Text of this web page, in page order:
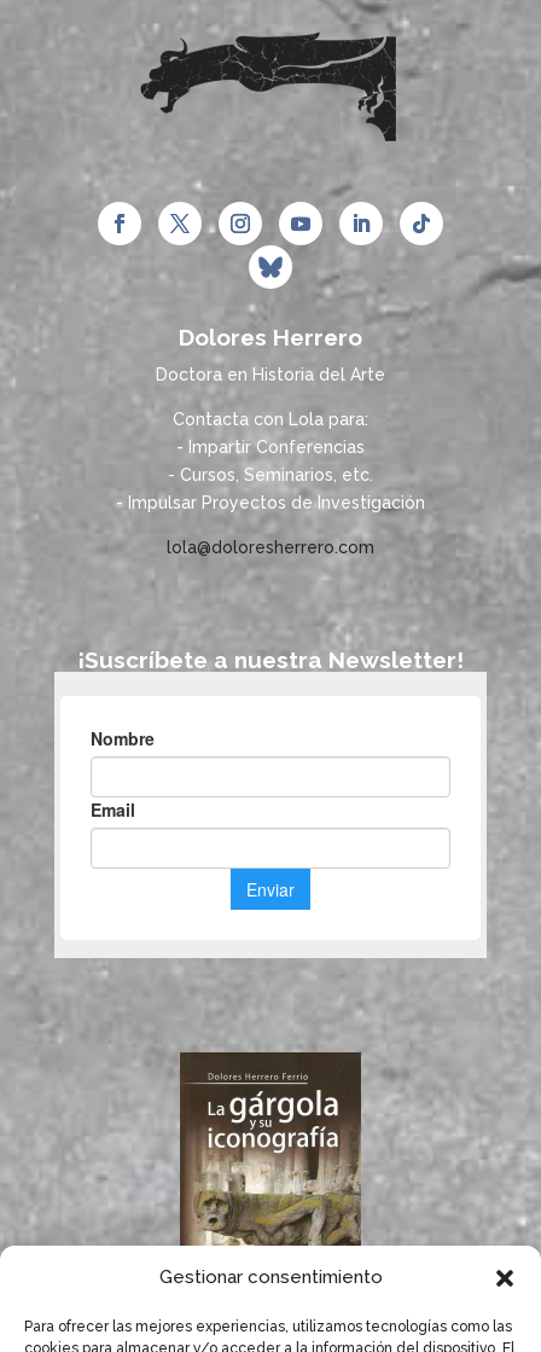
Gestionar consentimiento
Para ofrecer las mejores experiencias, utilizamos tecnologías como las
cookies para almacenar y/o acceder a la información del dispositivo. El
Dolores Herrero
Doctora en Historia del Arte
Contacta con Lola para:
- Impartir Conferencias
- Cursos, Seminarios, etc.
- Impulsar Proyectos de Investigación
lola@doloresherrero.com
¡Suscríbete a nuestra Newsletter!
Si te gustan las